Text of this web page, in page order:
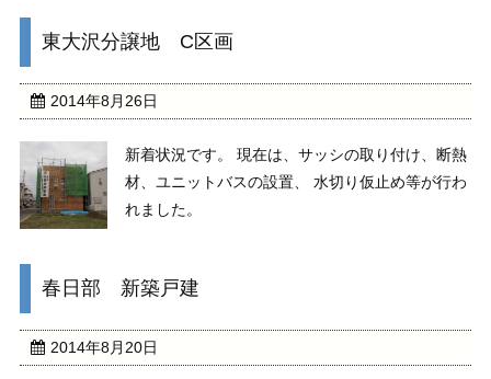
た。
東大沢分譲地 C区画
2014年8月26日
新着状況です。 現在は、サッシの取り付け、断熱
材、ユニットバスの設置、 水切り仮止め等が行わ
れました。
春日部 新築戸建
2014年8月20日